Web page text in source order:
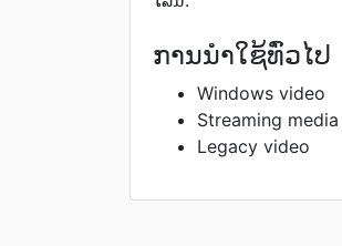
ການນຳໃຊ້ທົ່ວໄປ
Windows video
Streaming media
Legacy video